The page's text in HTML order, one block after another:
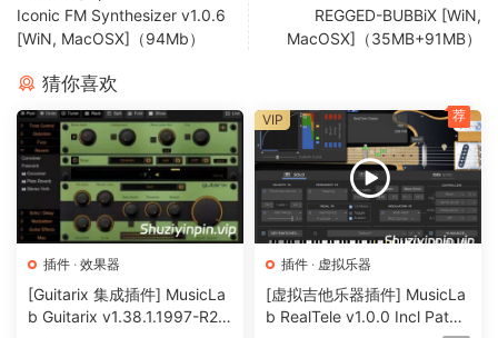
Silk Vocal是一款智能EQ和动态处理器，将你的人声从原始粗糙
一步进入平衡和调和状态。凭借其直观的用户界面，你将无需
其他插件即可解决问题。
Silk采用创新技术，能在2000个分析频段上自动检测共振。其
智能人声引擎决定了何时何处应该进行处理——处理多少由你
决定。试试看，看看你混音能有多快！
用于人声的智能EQ和动态处理器
消除人声中的嗡响、刺耳感和咝声
包含现场版本的Silk Vocal Live授权
Iconic FM Synthesizer v1.0.6
[WiN, MacOSX]（94Mb）
REGGED-BUBBiX [WiN,
MacOSX]（35MB+91MB）
猜你喜欢
插件 · 效果器
[Guitarix 集成插件] MusicLa
b Guitarix v1.38.1.1997-R2R
插件 · 虚拟乐器
[虚拟吉他乐器插件] MusicLa
b RealTele v1.0.0 Incl Patch
VIP 荐